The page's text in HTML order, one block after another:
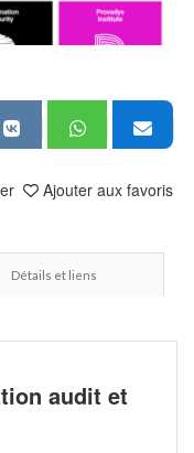
Ajouter aux favoris
Détails et liens
audit et